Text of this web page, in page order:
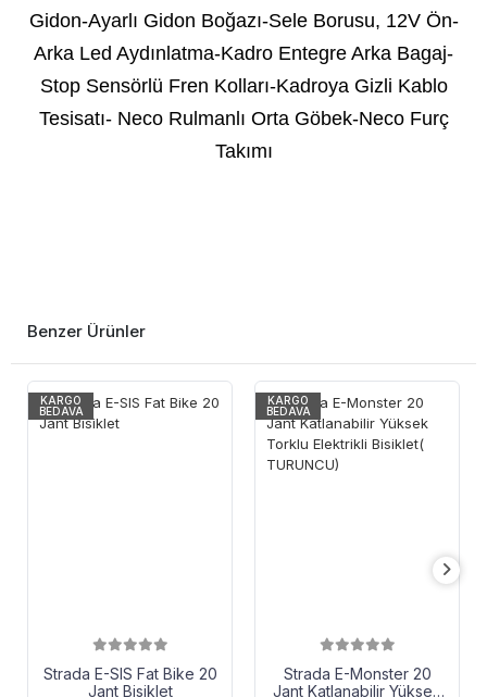
Gidon-Ayarlı Gidon Boğazı-Sele Borusu, 12V Ön-
Arka Led Aydınlatma-Kadro Entegre Arka Bagaj-
Stop Sensörlü Fren Kolları-Kadroya Gizli Kablo
Tesisatı- Neco Rulmanlı Orta Göbek-Neco Furç
Takımı
Benzer Ürünler
KARGO
BEDAVA
Strada E-SIS Fat Bike 20
Jant Bisiklet
KARGO
BEDAVA
Strada E-Monster 20
Jant Katlanabilir Yüksek